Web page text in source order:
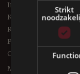
Interieuradvies
Keukenbladen
Reviews
Partners
Contact
Merken
Strikt